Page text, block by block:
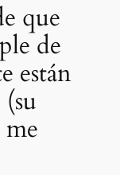
que
de
están